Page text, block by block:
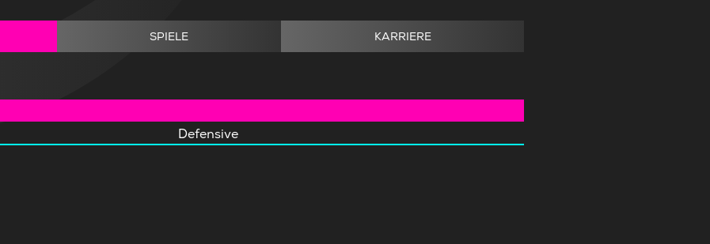
SPIELE KARRIERE
Defensive